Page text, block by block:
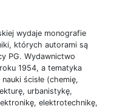
wydaje monografie
których autorami są
PG. Wydawnictwo
1954, a tematyka
ścisłe (chemię,
urbanistykę,
elektrotechnikę,